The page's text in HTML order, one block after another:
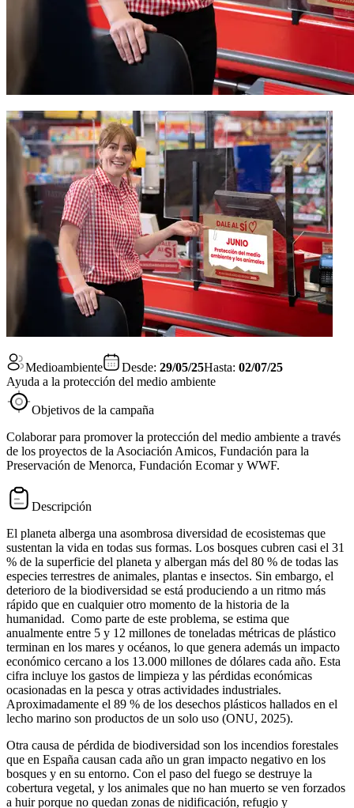
Medioambiente Desde: 29/05/25Hasta: 02/07/25
Ayuda a la protección del medio ambiente
Objetivos de la campaña
Colaborar para promover la protección del medio ambiente a través
de los proyectos de la Asociación Amicos, Fundación para la
Preservación de Menorca, Fundación Ecomar y WWF.
Descripción
El planeta alberga una asombrosa diversidad de ecosistemas que
sustentan la vida en todas sus formas. Los bosques cubren casi el 31
% de la superficie del planeta y albergan más del 80 % de todas las
especies terrestres de animales, plantas e insectos. Sin embargo, el
deterioro de la biodiversidad se está produciendo a un ritmo más
rápido que en cualquier otro momento de la historia de la
humanidad. Como parte de este problema, se estima que
anualmente entre 5 y 12 millones de toneladas métricas de plástico
terminan en los mares y océanos, lo que genera además un impacto
económico cercano a los 13.000 millones de dólares cada año. Esta
cifra incluye los gastos de limpieza y las pérdidas económicas
ocasionadas en la pesca y otras actividades industriales.
Aproximadamente el 89 % de los desechos plásticos hallados en el
lecho marino son productos de un solo uso (ONU, 2025).
Otra causa de pérdida de biodiversidad son los incendios forestales
que en España causan cada año un gran impacto negativo en los
bosques y en su entorno. Con el paso del fuego se destruye la
cobertura vegetal, y los animales que no han muerto se ven forzados
a huir porque no quedan zonas de nidificación, refugio y